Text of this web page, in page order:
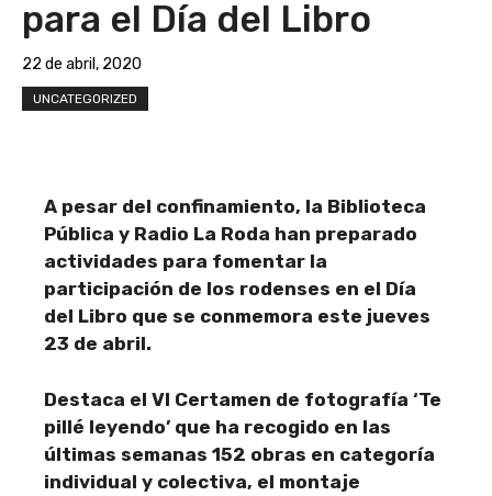
para el Día del Libro
22 de abril, 2020
UNCATEGORIZED
A pesar del confinamiento, la Biblioteca
Pública y Radio La Roda han preparado
actividades para fomentar la
participación de los rodenses en el Día
del Libro que se conmemora este jueves
23 de abril.
Destaca el VI Certamen de fotografía ‘Te
pillé leyendo’ que ha recogido en las
últimas semanas 152 obras en categoría
individual y colectiva, el montaje